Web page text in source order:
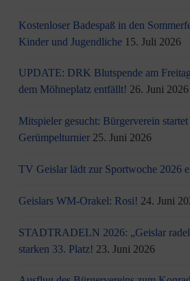
Kostenloser Badespaß in den
Kinder und Jugendliche 15. Juli 2026
UPDATE: DRK Blutspende am
dem Möhneplatz entfällt! 26. Juni 2026
Mitspieler gesucht: Bürgerverein
Gerümpelturnier 25. Juni 2026
TV Geislar lädt zur Sportwoche 2026
Geislars WM-Orakel: Rosi! 24. Juni
STADTRADELN 2026: „Geislar
starken 33. Platz! 23. Juni 2026